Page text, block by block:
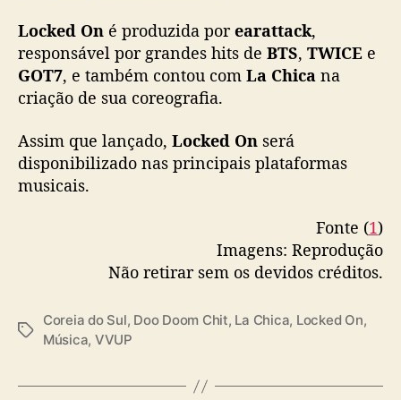
a
b
r
Locked On é produzida porearattack,
responsável por grandes hits de BTS, TWICE e
GOT7, e também contou com La Chica na
criação de sua coreografia.
Assim que lançado, Locked On será
disponibilizado nas principais plataformas
musicais.
Fonte (1)
Imagens: Reprodução
Não retirar sem os devidos créditos.
T
s
Coreia do Sul, Doo Doom Chit, La Chica, Locked On,
Música, VVUP